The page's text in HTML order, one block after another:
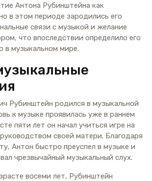
Антона Рубинштейна как
в этом периоде зародились его
связи с музыкой и желание
что впоследствии определило его
в музыкальном мире.
Рубинштейн родился в музыкальной
к музыке проявилась уже в раннем
пяти лет он начал учиться игре на
своей матери. Благодаря
Антон быстро преуспел в музыке и
чрезвычайный музыкальный слух.
восеми лет, Рубинштейн